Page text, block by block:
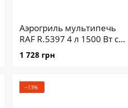
Аэрогриль мультипечь
RAF R.5397 4 л 1500 Вт с
сенсорным управлением
• Аэрофритюрница RAF
приготовления без масла,
запекания, жарки и гриля
1 728 грн
−13%